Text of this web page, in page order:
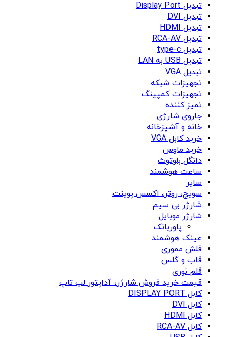
تبدیل Display Port
تبدیل DVI
تبدیل HDMI
تبدیل RCA-AV
تبدیل type-c
تبدیل USB به LAN
تبدیل VGA
تجهیزات شبکه
تجهیزات کمپینگ
تمیز کننده
جاروی شارژی
خانه و آشپزخانه
خرید کابل VGA
خرید ماوس
دانگل بلوتوث
ساعت هوشمند
سایر
سویچ، روتر، اکسس پوینت
شارژر بی سیم
شارژر موبایل
پاوربانک
عینک هوشمند
فلش مموری
قاب و گلس
قلم نوری
قیمت خرید فروش شارژر، آداپتور لپ تاپ
کابل DISPLAY PORT
کابل DVI
کابل HDMI
کابل RCA-AV